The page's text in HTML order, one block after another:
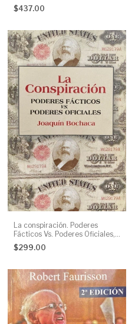
Maurice Bardèche
$437.00
La conspiración. Poderes
Fácticos Vs. Poderes Oficiales,
Joaquín Bochaca
$299.00